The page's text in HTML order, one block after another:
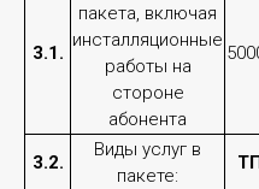
3.1.
пакета, включая
инсталляционные
работы на
стороне
абонента
3.2.
Виды услуг в
пакете:
Телефонная связь
оперативной